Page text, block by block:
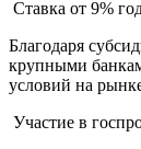
Ставка от 9%
Благодаря
крупными
условий на
Участие в